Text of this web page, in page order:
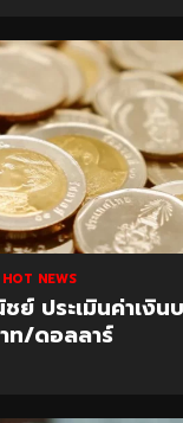
HOT NEWS
ย์ ประเมินค่าเงิน
ท/ดอลลาร์